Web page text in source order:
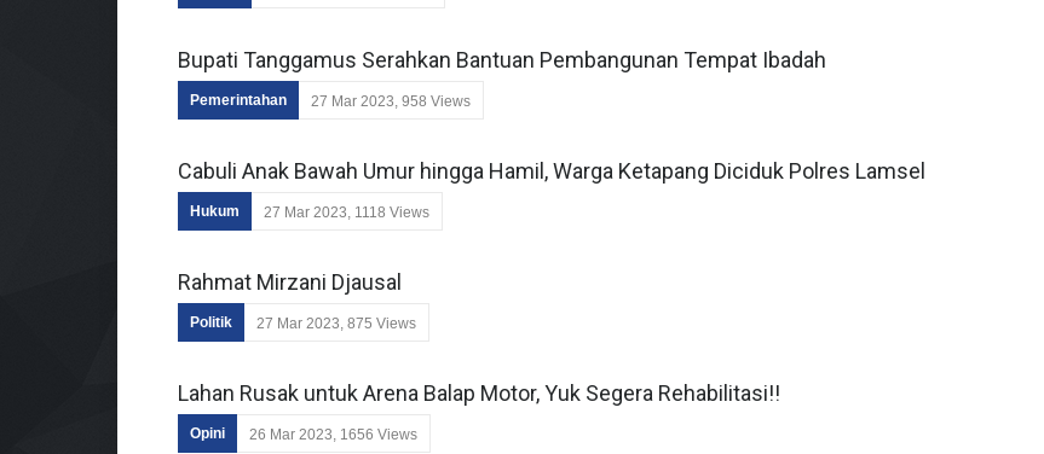
Bupati Tanggamus Serahkan Bantuan Pembangunan Tempat Ibadah
Pemerintahan 27 Mar 2023, 958 Views
Cabuli Anak Bawah Umur hingga Hamil, Warga Ketapang Diciduk Polres Lamsel
Hukum 27 Mar 2023, 1118 Views
Rahmat Mirzani Djausal
Politik 27 Mar 2023, 875 Views
Lahan Rusak untuk Arena Balap Motor, Yuk Segera Rehabilitasi!!
Opini 26 Mar 2023, 1656 Views